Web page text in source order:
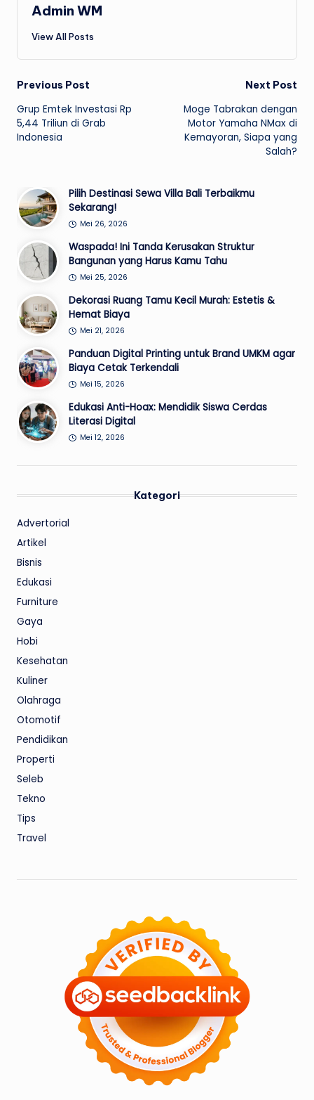
Admin WM
View All Posts
Post
navigation
Previous Post
Grup Emtek Investasi Rp
5,44 Triliun di Grab
Indonesia
Next Post
Moge Tabrakan dengan
Motor Yamaha NMax di
Kemayoran, Siapa yang
Salah?
Pilih Destinasi Sewa Villa Bali Terbaikmu
Sekarang!
Mei 26, 2026
Waspada! Ini Tanda Kerusakan Struktur
Bangunan yang Harus Kamu Tahu
Mei 25, 2026
Dekorasi Ruang Tamu Kecil Murah: Estetis &
Hemat Biaya
Mei 21, 2026
Panduan Digital Printing untuk Brand UMKM agar
Biaya Cetak Terkendali
Mei 15, 2026
Edukasi Anti-Hoax: Mendidik Siswa Cerdas
Literasi Digital
Mei 12, 2026
Kategori
Advertorial
Artikel
Bisnis
Edukasi
Furniture
Gaya
Hobi
Kesehatan
Kuliner
Olahraga
Otomotif
Pendidikan
Properti
Seleb
Tekno
Tips
Travel